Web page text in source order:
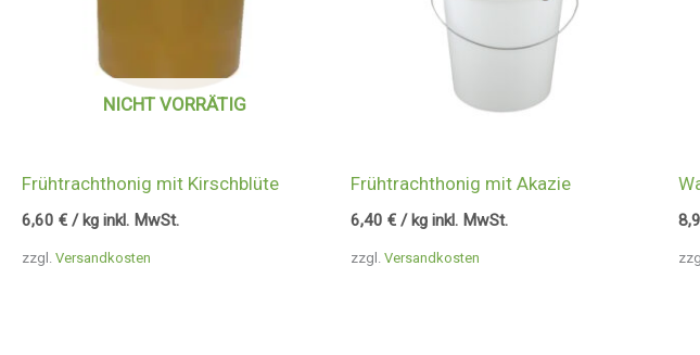
NICHT VORRÄTIG
zzgl. Versandkosten
Frühtrachthonig mit Kirschblüte
6,60 € / kg inkl. MwSt.
zzgl. Versandkosten
Frühtrachthonig mit Akazie
6,40 € / kg inkl. MwSt.